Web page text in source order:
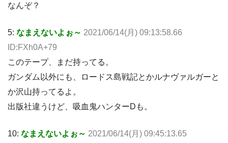
なんぞ？
5: なまえないよぉ～ 2021/06/14(月) 09:13:58.66
ID:FXh0A+79
このテープ、まだ持ってる。
ガンダム以外にも、ロードス島戦記とかルナヴァルガーと
か沢山持ってるよ。
出版社違うけど、吸血鬼ハンターDも。
10: なまえないよぉ～ 2021/06/14(月) 09:45:13.65